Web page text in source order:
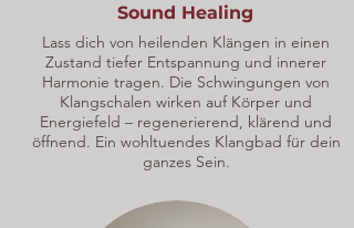
Sound Healing
Lass dich von heilenden Klängen in einen
Zustand tiefer Entspannung und innerer
Harmonie tragen. Die Schwingungen von
Klangschalen wirken auf Körper und
Energiefeld – regenerierend, klärend und
öffnend. Ein wohltuendes Klangbad für dein
ganzes Sein.